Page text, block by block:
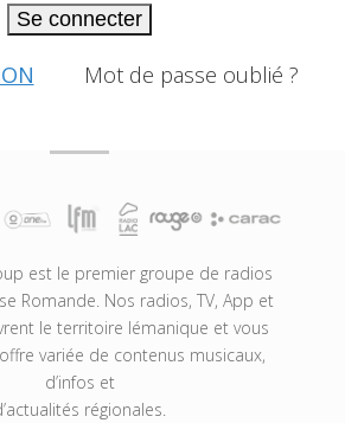
Se connecter
Mot de passe oublié ?
est le premier groupe de radios
Romande. Nos radios, TV, App et
le territoire lémanique et vous
variée de contenus musicaux,
d’infos et
régionales.